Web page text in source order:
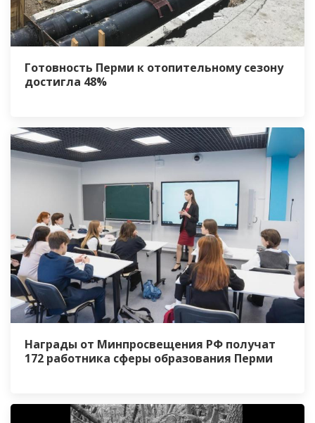
Готовность Перми к отопительному сезону
достигла 48%
Награды от Минпросвещения РФ получат
172 работника сферы образования Перми